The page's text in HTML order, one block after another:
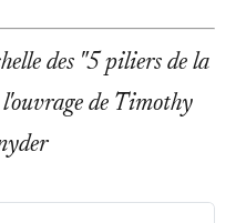
des "5 piliers de la
de Timothy